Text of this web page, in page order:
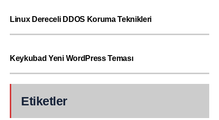
Linux Dereceli DDOS Koruma Teknikleri
Keykubad Yeni WordPress Teması
Etiketler